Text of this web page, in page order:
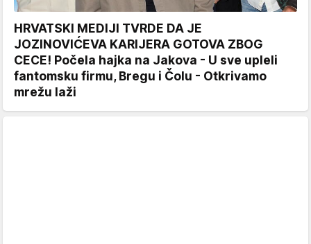
HRVATSKI MEDIJI TVRDE DA JE
JOZINOVIĆEVA KARIJERA GOTOVA ZBOG
CECE! Počela hajka na Jakova - U sve upleli
fantomsku firmu, Bregu i Čolu - Otkrivamo
mrežu laži